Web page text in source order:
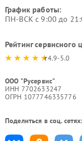
График работы:
ПН-ВСК с 9:00 до
Рейтинг сервисного
4.9-5.0
ООО "Русервис"
ИНН 7702633247
ОГРН 1077746335776
Поделиться в соц. сетях: